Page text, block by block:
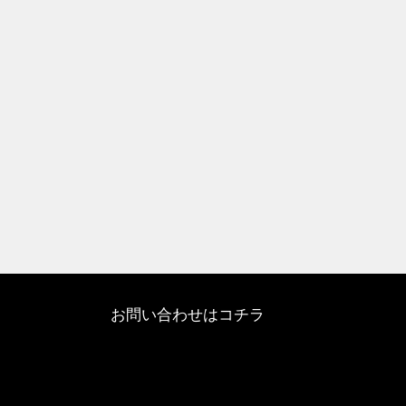
お問い合わせはコチラ